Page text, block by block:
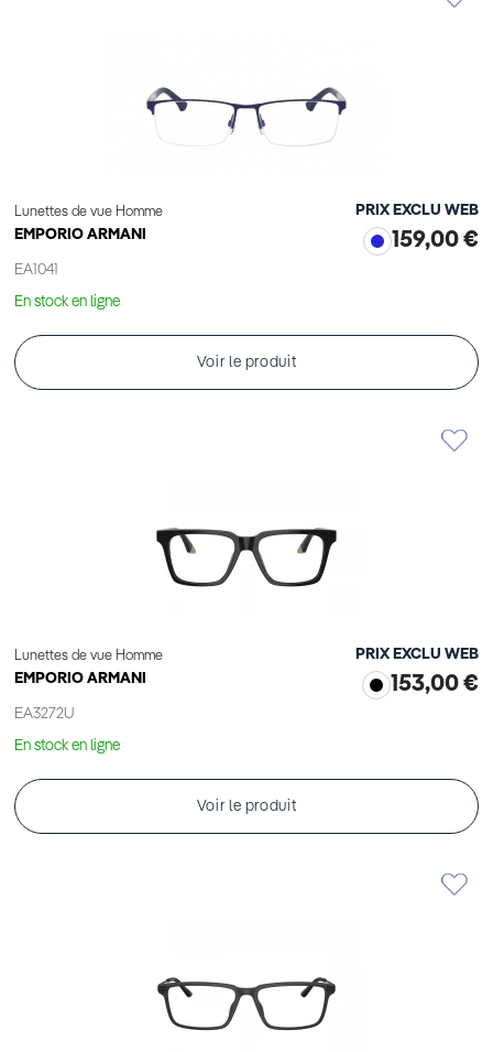
Lunettes de vue Homme
EMPORIO ARMANI
EA1041
PRIX EXCLU WEB
159,00 €
En stock en ligne
Voir le produit
Lunettes de vue Homme
EMPORIO ARMANI
EA3272U
PRIX EXCLU WEB
153,00 €
En stock en ligne
Voir le produit